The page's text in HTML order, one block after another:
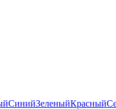
СинийЗеленыйКрасный